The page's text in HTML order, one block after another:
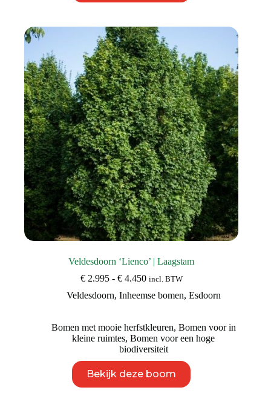
Deze
optie
kan
gekozen
worden
op
de
productpagina
Veldesdoorn ‘Lienco’ | Laagstam
€2.995 - €4.450Prijsklasse:
tot
incl. BTW
Veldesdoorn, Inheemse bomen, Esdoorn
Bomen met mooie herfstkleuren, Bomen voor in
kleine ruimtes,Bomen voor een hoge
biodiversiteit
Bekijk deze boom
product
heeft